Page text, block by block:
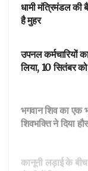
धामी मंत्रिमंडल की
है मुहर
उपनल कर्मचारियों
लिया, 10 सितंबर
शिवभक्ति ने दिया
DEHARDUN
से सीखें विभाग